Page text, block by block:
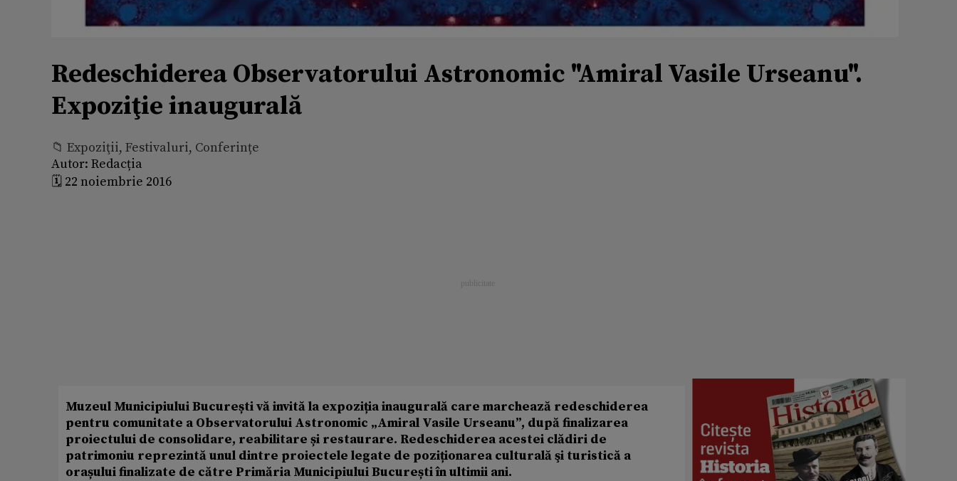
Redeschiderea Observatorului Astronomic "Amiral Vasile Urseanu".
Expoziţie inaugurală
📁 Expoziţii, Festivaluri, Conferințe
Autor: Redacția
🗓️ 22 noiembrie 2016
Muzeul Municipiului București vă invită la expoziția inaugurală care marchează redeschiderea
pentru comunitate a Observatorului Astronomic „Amiral Vasile Urseanu”, după finalizarea
proiectului de consolidare, reabilitare și restaurare. Redeschiderea acestei clădiri de
patrimoniu reprezintă unul dintre proiectele legate de poziționarea culturală şi turistică a
orașului finalizate de către Primăria Municipiului București în ultimii ani.